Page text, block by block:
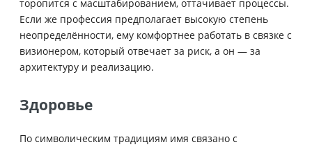
торопится с масштабированием, оттачивает процессы.
Если же профессия предполагает высокую степень
неопределённости, ему комфортнее работать в связке с
визионером, который отвечает за риск, а он — за
архитектуру и реализацию.
Здоровье
По символическим традициям имя связано с